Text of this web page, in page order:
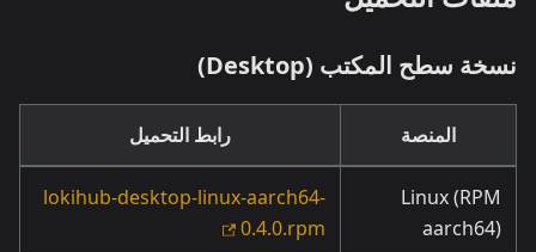
نسخة سطح المكتب (Desktop)
المنصة رابط التحميل
Linux (RPM
aarch64)
lokihub-desktop-linux-aarch64-
0.4.0.rpm